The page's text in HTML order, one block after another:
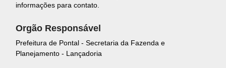
informações para contato.
Orgão Responsável
Prefeitura de Pontal - Secretaria da Fazenda e
Planejamento - Lançadoria